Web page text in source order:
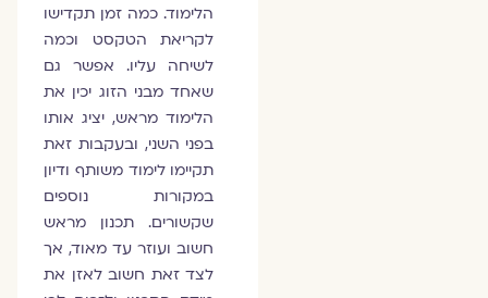
הלימוד. כמה זמן תקדישו
לקריאת הטקסט וכמה
לשיחה עליו. אפשר גם
שאחד מבני הזוג יכין את
הלימוד מראש, יציג אותו
בפני השני, ובעקבות זאת
תקיימו לימוד משותף ודיון
במקורות נוספים
שקשורים. תכנון מראש
חשוב ועוזר עד מאוד, אך
לצד זאת חשוב לאזן את